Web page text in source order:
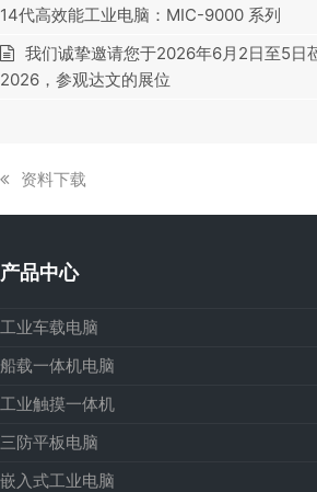
14代高效能工业电脑：MIC-9000 系列
我们诚挚邀请您于2026年6月2日至5日
2026，参观达文的展位
上
章:
资料下载
产品中心
工业车载电脑
船载一体机电脑
工业触摸一体机
三防平板电脑
嵌入式工业电脑